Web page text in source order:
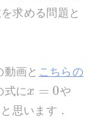
求める問題と
画と こちらの
式にx = 0や
思います．